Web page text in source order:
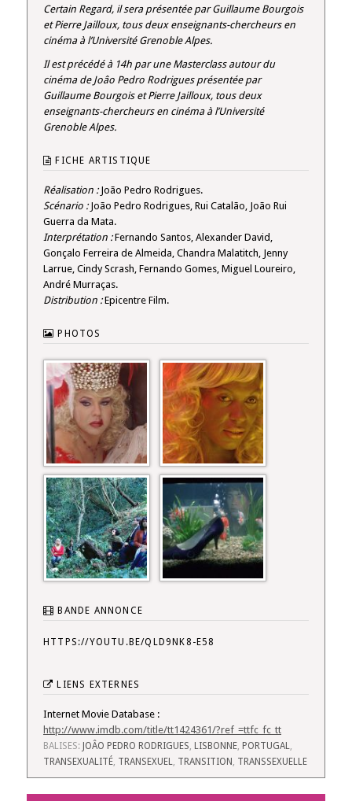
Certain Regard, il sera présentée par Guillaume Bourgois
et Pierre Jailloux, tous deux enseignants-chercheurs en
cinéma à l’Université Grenoble Alpes.
Il est précédé à 14h par une Masterclass autour du
cinéma de Joâo Pedro Rodrigues présentée par
Guillaume Bourgois et Pierre Jailloux, tous deux
enseignants-chercheurs en cinéma à l’Université
Grenoble Alpes.
FICHE ARTISTIQUE
Réalisation :João Pedro Rodrigues.
Scénario :João Pedro Rodrigues, Rui Catalão, João Rui
Guerra da Mata.
Interprétation :Fernando Santos, Alexander David,
Gonçalo Ferreira de Almeida, Chandra Malatitch, Jenny
Larrue, Cindy Scrash, Fernando Gomes, Miguel Loureiro,
André Murraças.
Distribution :Epicentre Film.
PHOTOS
BANDE ANNONCE
HTTPS://YOUTU.BE/QLD9NK8-E58
LIENS EXTERNES
Internet Movie Database :
http://www.imdb.com/title/tt1424361/?ref_=ttfc_fc_tt
BALISES: JOÂO PEDRO RODRIGUES, LISBONNE, PORTUGAL,
TRANSEXUALITÉ, TRANSEXUEL, TRANSITION , TRANSSEXUELLE